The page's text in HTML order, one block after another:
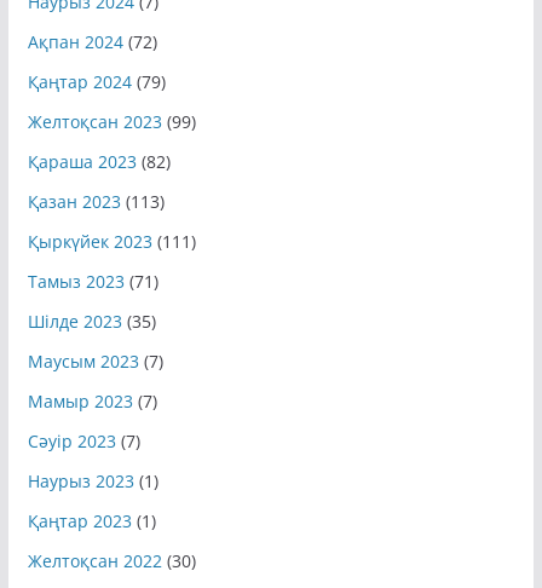
Ақпан 2024(72)
Қаңтар 2024(79)
Желтоқсан 2023 (99)
Қараша 2023 (82)
Қазан 2023 (113)
Қыркүйек 2023 (111)
Тамыз 2023 (71)
Шілде 2023 (35)
Маусым 2023 (7)
Мамыр 2023 (7)
Сәуір 2023 (7)
Наурыз 2023 (1)
Қаңтар 2023 (1)
Желтоқсан 2022(30)